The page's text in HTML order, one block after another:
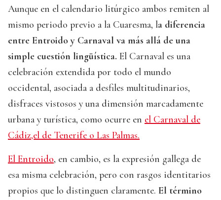
Aunque en el calendario litúrgico ambos remiten al
mismo periodo previo a la Cuaresma, la diferencia
entre Entroido y Carnaval va más allá de una
simple cuestión lingüística. El Carnaval es una
celebración extendida por todo el mundo
occidental, asociada a desfiles multitudinarios,
disfraces vistosos y una dimensión marcadamente
urbana y turística, como ocurre en el Carnaval de
Cádiz,el de Tenerife o Las Palmas.
El Entroido, en cambio, es la expresión gallega de
esa misma celebración, pero con rasgos identitarios
propios que lo distinguen claramente. El término